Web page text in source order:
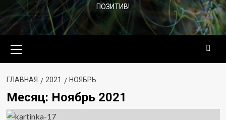
ПОЗИТИВ!
меню
ГЛАВНАЯ 2021 НОЯБРЬ
Месяц: Ноябрь 2021